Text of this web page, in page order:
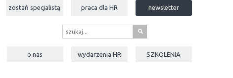
zostań specjalistą praca dla HR newsletter
s
o nas wydarzenia HR SZKOLENIA